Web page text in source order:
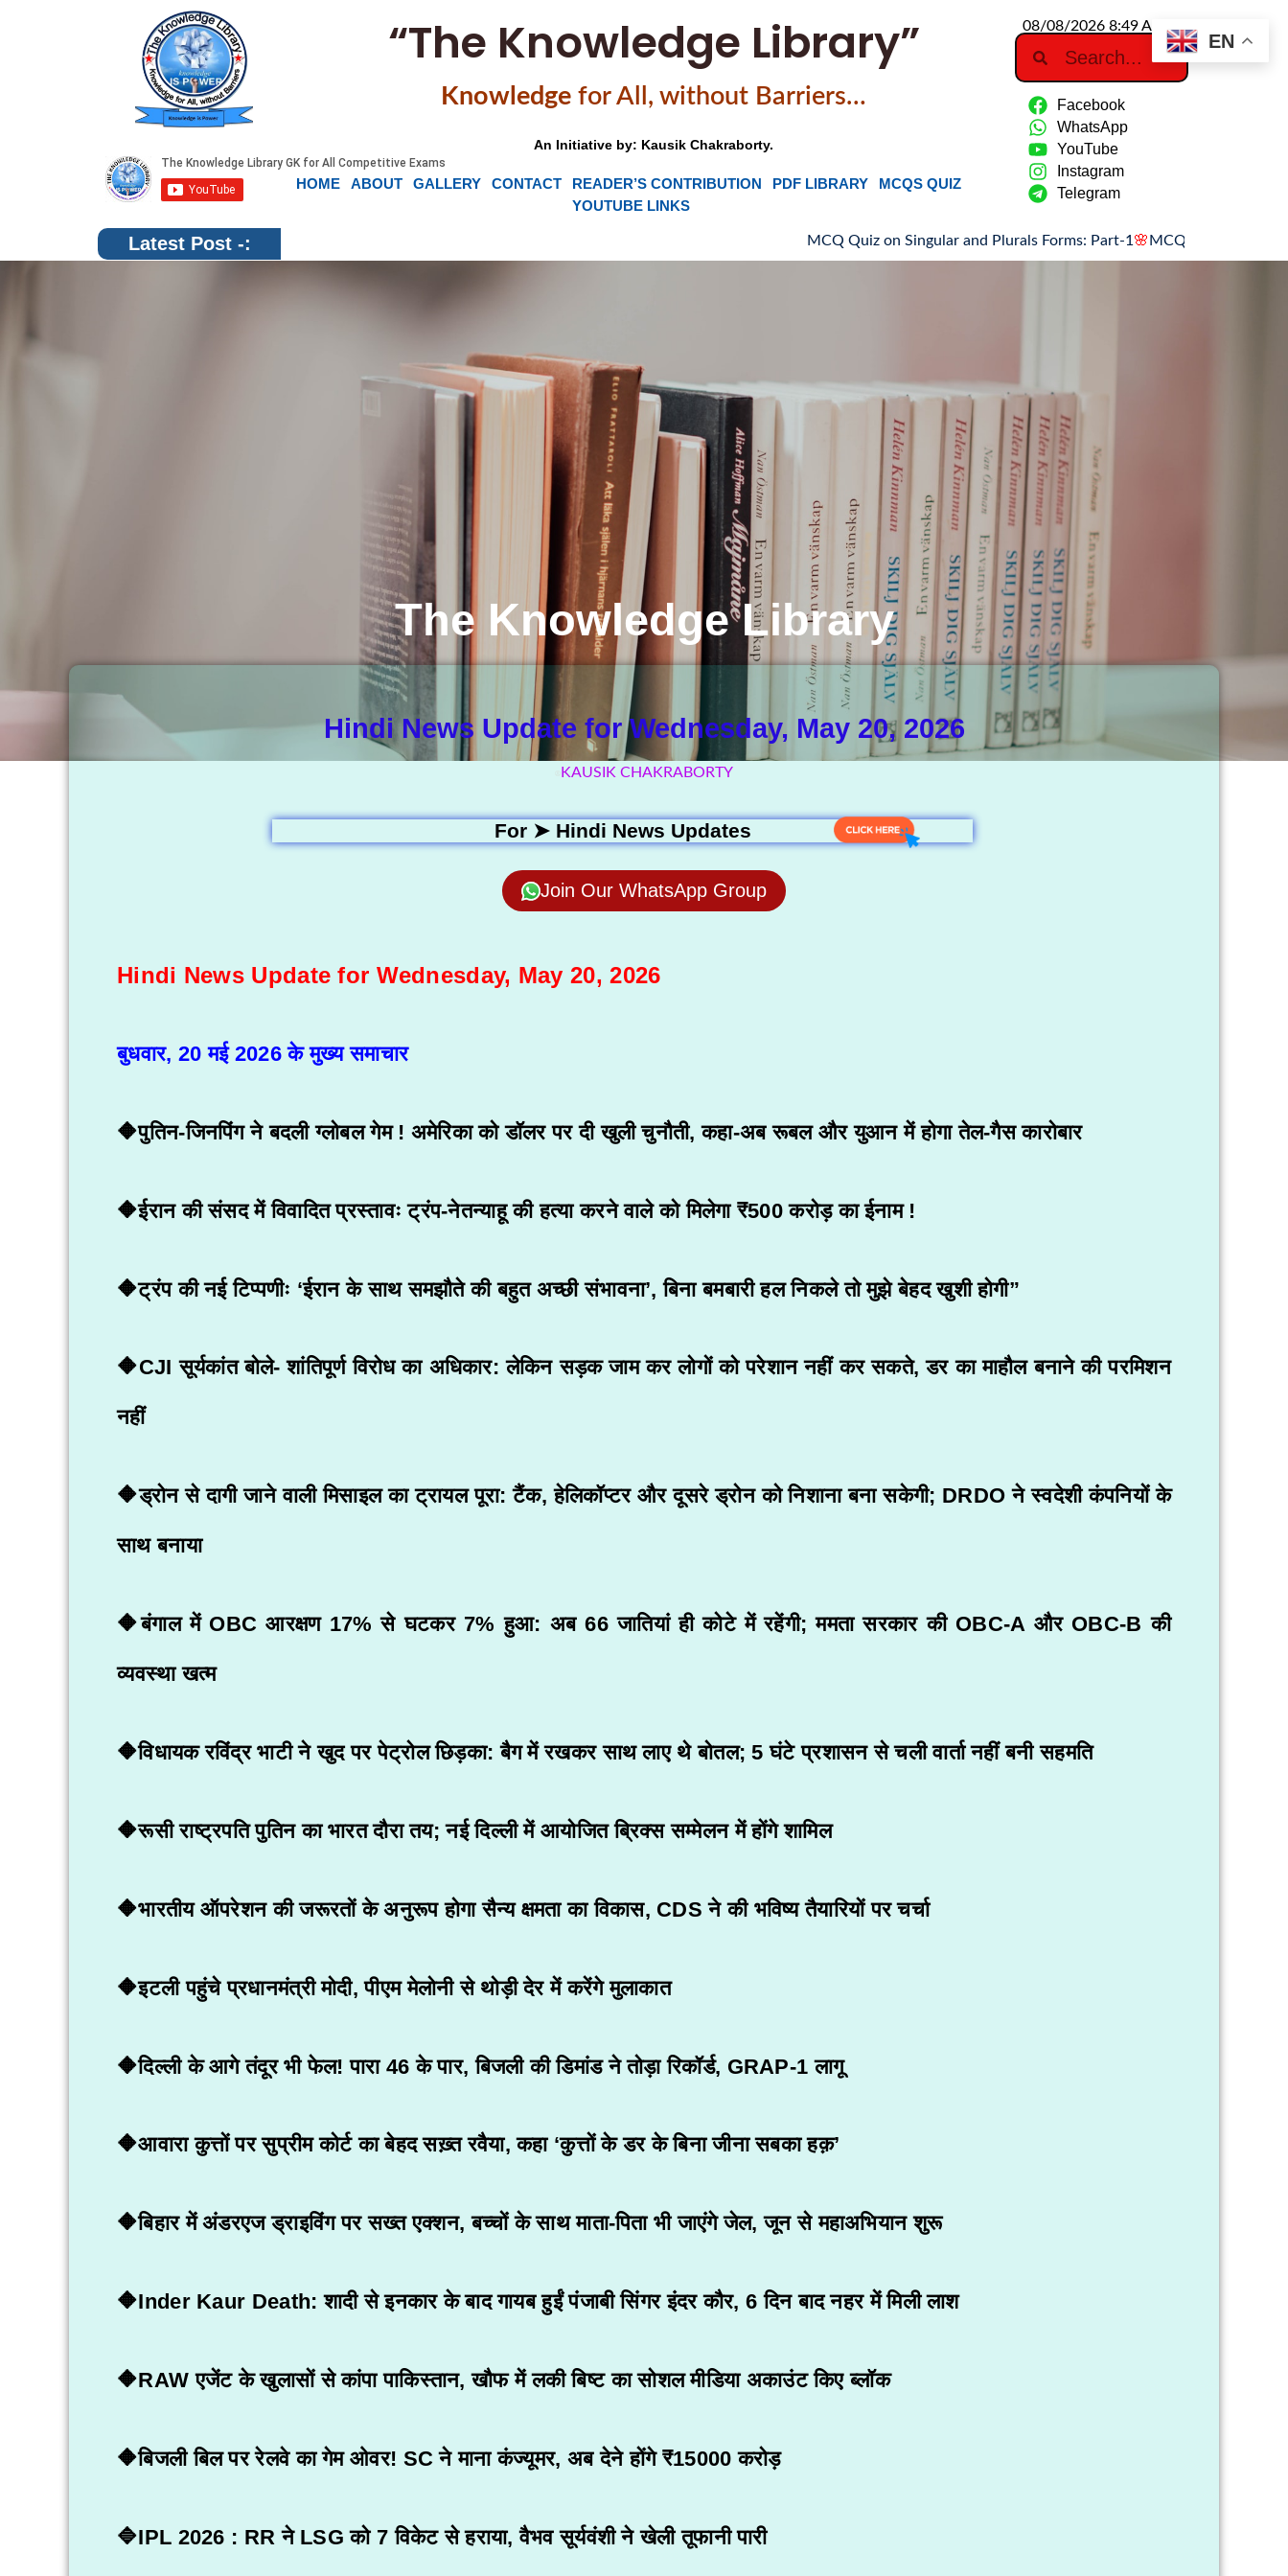
“The Knowledge Library”
Knowledge for All, without Barriers…
An Initiative by: Kausik Chakraborty.
HOME ABOUT GALLERY CONTACT READER’S CONTRIBUTION PDF LIBRARY
MCQS QUIZ
YOUTUBE LINKS
08/08/2026 8:49 AM
Facebook
WhatsApp
YouTube
Instagram
Telegram
Latest Post -: MCQ Quiz on Singular and Plurals Forms: Part-1🌸MCQ Quiz on Singular and
The Knowledge Library
Hindi News Update for Wednesday, May 20, 2026
KAUSIK CHAKRABORTY
For ➤ Hindi News Updates
Join Our WhatsApp Group
Hindi News Update for Wednesday, May 20, 2026
बुधवार, 20 मई 2026 के मुख्य समाचार
🔶पुतिन-जिनपिंग ने बदली ग्लोबल गेम ! अमेरिका को डॉलर पर दी खुली चुनौती, कहा-अब रूबल और युआन में होगा तेल-गैस कारोबार
🔶ईरान की संसद में विवादित प्रस्तावः ट्रंप-नेतन्याहू की हत्या करने वाले को मिलेगा ₹500 करोड़ का ईनाम !
🔶ट्रंप की नई टिप्पणीः ‘ईरान के साथ समझौते की बहुत अच्छी संभावना’, बिना बमबारी हल निकले तो मुझे बेहद खुशी होगी”
🔶CJI सूर्यकांत बोले- शांतिपूर्ण विरोध का अधिकार: लेकिन सड़क जाम कर लोगों को परेशान नहीं कर सकते, डर का माहौल बनाने की परमिशन
नहीं
🔶ड्रोन से दागी जाने वाली मिसाइल का ट्रायल पूरा: टैंक, हेलिकॉप्टर और दूसरे ड्रोन को निशाना बना सकेगी; DRDO ने स्वदेशी कंपनियों के
साथ बनाया
🔶बंगाल में OBC आरक्षण 17% से घटकर 7% हुआ: अब 66 जातियां ही कोटे में रहेंगी; ममता सरकार की OBC-A और OBC-B की
व्यवस्था खत्म
🔶विधायक रविंद्र भाटी ने खुद पर पेट्रोल छिड़का: बैग में रखकर साथ लाए थे बोतल; 5 घंटे प्रशासन से चली वार्ता नहीं बनी सहमति
🔶रूसी राष्ट्रपति पुतिन का भारत दौरा तय; नई दिल्ली में आयोजित ब्रिक्स सम्मेलन में होंगे शामिल
🔶भारतीय ऑपरेशन की जरूरतों के अनुरूप होगा सैन्य क्षमता का विकास, CDS ने की भविष्य तैयारियों पर चर्चा
🔶इटली पहुंचे प्रधानमंत्री मोदी, पीएम मेलोनी से थोड़ी देर में करेंगे मुलाकात
🔶दिल्ली के आगे तंदूर भी फेल! पारा 46 के पार, बिजली की डिमांड ने तोड़ा रिकॉर्ड, GRAP-1 लागू
🔶आवारा कुत्तों पर सुप्रीम कोर्ट का बेहद सख़्त रवैया, कहा ‘कुत्तों के डर के बिना जीना सबका हक़’
🔶बिहार में अंडरएज ड्राइविंग पर सख्त एक्शन, बच्चों के साथ माता-पिता भी जाएंगे जेल, जून से महाअभियान शुरू
🔶Inder Kaur Death: शादी से इनकार के बाद गायब हुईं पंजाबी सिंगर इंदर कौर, 6 दिन बाद नहर में मिली लाश
🔶RAW एजेंट के खुलासों से कांपा पाकिस्तान, खौफ में लकी बिष्ट का सोशल मीडिया अकाउंट किए ब्लॉक
🔶बिजली बिल पर रेलवे का गेम ओवर! SC ने माना कंज्यूमर, अब देने होंगे ₹15000 करोड़
🔷IPL 2026 : RR ने LSG को 7 विकेट से हराया, वैभव सूर्यवंशी ने खेली तूफानी पारी
EN